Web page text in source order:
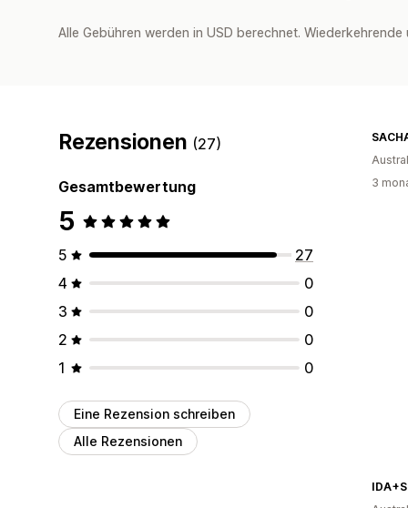
Alle Gebühren werden in USD berechnet.
Rezensionen (27)
Gesamtbewertung
5
5
27
4
0
3
0
2
0
1
0
Eine Rezension schreiben
Alle Rezensionen
3
IDA+S